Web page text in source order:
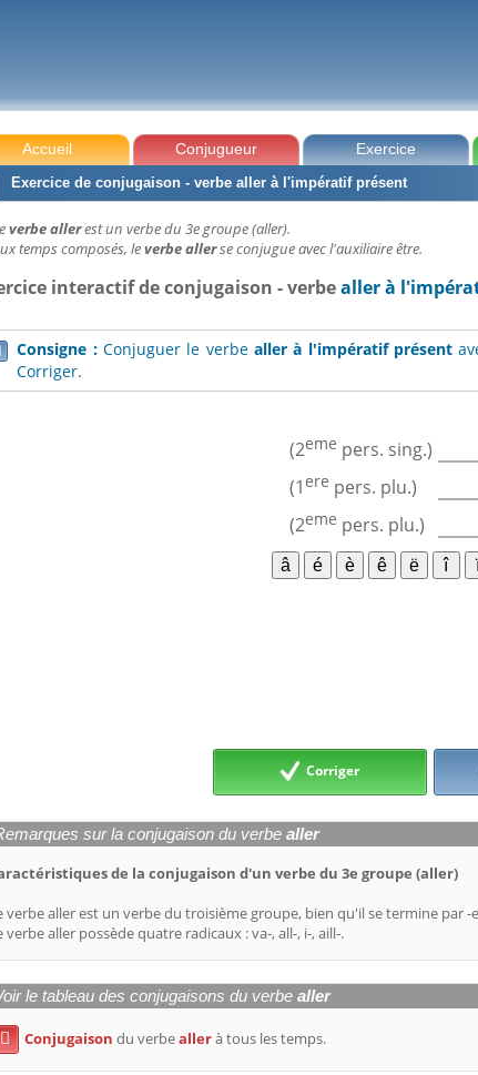
Accueil Conjugueur Exercice
Exercice de conjugaison - verbe aller à l'impératif présent
verbe allerest un verbe du 3e groupe (aller).
temps composés, leverbe allerse conjugue avec l'auxiliaire être.
interactif de conjugaison - verbealler à
Consigne :Conjuguer le verbe aller à l'impératif présent
Corriger.
(2eme pers. sing.)
(1ere pers. plu.)
(2eme pers. plu.)
Corriger
sur la conjugaison du verbealler
de la conjugaison d'un verbe du 3e groupe (aller)
verbe aller est un verbe du troisième groupe, bien qu'il se termine par -
verbe aller possède quatre radicaux : va-, all-, i-, aill-.
le tableau des conjugaisons du verbealler
 Conjugaison du verbeallerà tous les temps.